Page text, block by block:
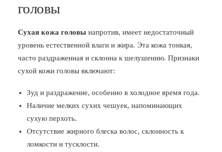
головы
Сухая кожа головы напротив, имеет недостаточный
уровень естественной влаги и жира. Эта кожа тонкая,
часто раздраженная и склонна к шелушению. Признаки
сухой кожи головы включают:
Зуд и раздражение, особенно в холодное время года.
Наличие мелких сухих чешуек, напоминающих
сухую перхоть.
Отсутствие жирного блеска волос, склонность к
ломкости и тусклости.